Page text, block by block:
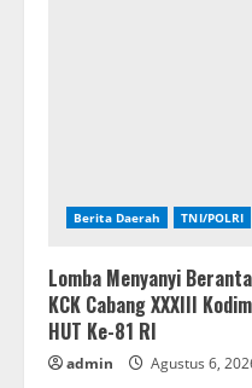
Berita Daerah TNI/POLRI
Lomba Menyanyi
KCK Cabang XXXIII
HUT Ke-81 RI
admin Agustus 6,